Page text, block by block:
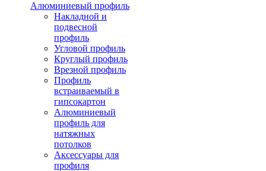
Алюминиевый профиль
Накладной и
подвесной
профиль
Угловой профиль
Круглый профиль
Врезной профиль
Профиль
встраиваемый в
гипсокартон
Алюминиевый
профиль для
натяжных
потолков
Аксессуары для
профиля